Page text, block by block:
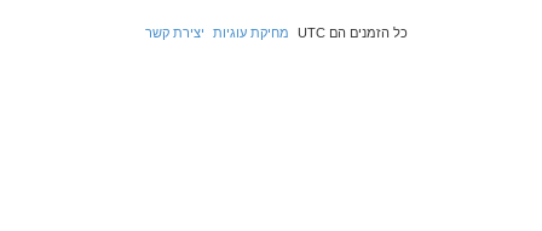
כל הזמנים הם UTC מחיקת עוגיות יצירת קשר